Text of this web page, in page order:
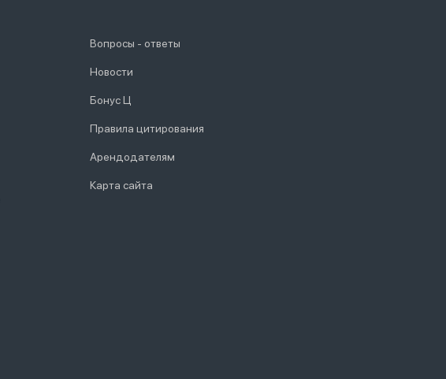
Вопросы - ответы
Новости
Бонус Ц
Правила цитирования
Арендодателям
Карта сайта